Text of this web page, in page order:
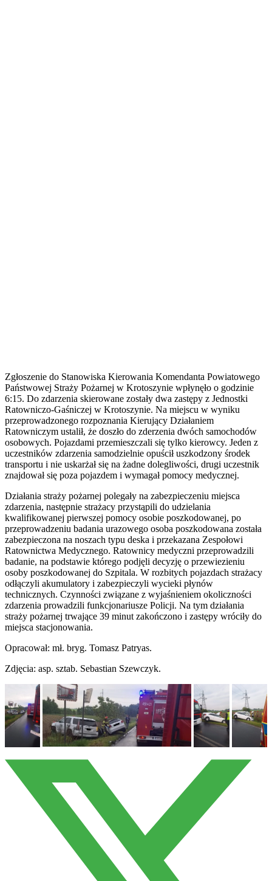
Zgłoszenie do Stanowiska Kierowania Komendanta Powiatowego
Państwowej Straży Pożarnej w Krotoszynie wpłynęło o godzinie
6:15. Do zdarzenia skierowane zostały dwa zastępy z Jednostki
Ratowniczo-Gaśniczej w Krotoszynie. Na miejscu w wyniku
przeprowadzonego rozpoznania Kierujący Działaniem
Ratowniczym ustalił, że doszło do zderzenia dwóch samochodów
osobowych. Pojazdami przemieszczali się tylko kierowcy. Jeden z
uczestników zdarzenia samodzielnie opuścił uszkodzony środek
transportu i nie uskarżał się na żadne dolegliwości, drugi uczestnik
znajdował się poza pojazdem i wymagał pomocy medycznej.
Działania straży pożarnej polegały na zabezpieczeniu miejsca
zdarzenia, następnie strażacy przystąpili do udzielania
kwalifikowanej pierwszej pomocy osobie poszkodowanej, po
przeprowadzeniu badania urazowego osoba poszkodowana została
zabezpieczona na noszach typu deska i przekazana Zespołowi
Ratownictwa Medycznego. Ratownicy medyczni przeprowadzili
badanie, na podstawie którego podjęli decyzję o przewiezieniu
osoby poszkodowanej do Szpitala. W rozbitych pojazdach strażacy
odłączyli akumulatory i zabezpieczyli wycieki płynów
technicznych. Czynności związane z wyjaśnieniem okoliczności
zdarzenia prowadzili funkcjonariusze Policji. Na tym działania
straży pożarnej trwające 39 minut zakończono i zastępy wróciły do
miejsca stacjonowania.
Opracował: mł. bryg. Tomasz Patryas.
Zdjęcia: asp. sztab. Sebastian Szewczyk.